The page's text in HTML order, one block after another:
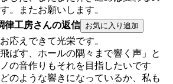
。またお願いします。
律工房さんの返信
応えできて光栄です。
ばす、ホールの隅々まで響く声」と
の音作りもそれを目指したいです
のような響きになっているか、私も